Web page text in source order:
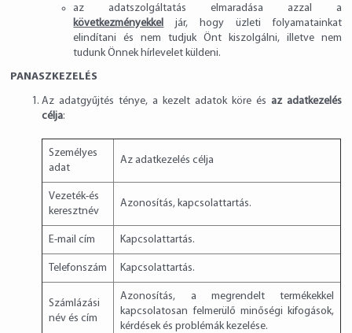
az adatszolgáltatás elmaradása azzal a
következményekkel jár, hogy üzleti folyamatainkat
elindítani és nem tudjuk Önt kiszolgálni, illetve nem
tudunk Önnek hírlevelet küldeni.
PANASZKEZELÉS
Az adatgyűjtés ténye, a kezelt adatok köre és az adatkezelés
célja:
Személyes
adat
Az adatkezelés célja
Vezeték-és
keresztnév
Azonosítás, kapcsolattartás.
E-mail cím Kapcsolattartás.
Telefonszám Kapcsolattartás.
Számlázási
név és cím
Azonosítás, a megrendelt termékekkel
kapcsolatosan felmerülő minőségi kifogások,
kérdések és problémák kezelése.